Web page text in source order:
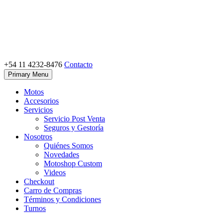
Motoshop Ezeiza
Motos y Accesorios
+54 11 4232-8476 Contacto
Primary Menu
Motos
Accesorios
Servicios
Servicio Post Venta
Seguros y Gestoría
Nosotros
Quiénes Somos
Novedades
Motoshop Custom
Videos
Checkout
Carro de Compras
Términos y Condiciones
Turnos